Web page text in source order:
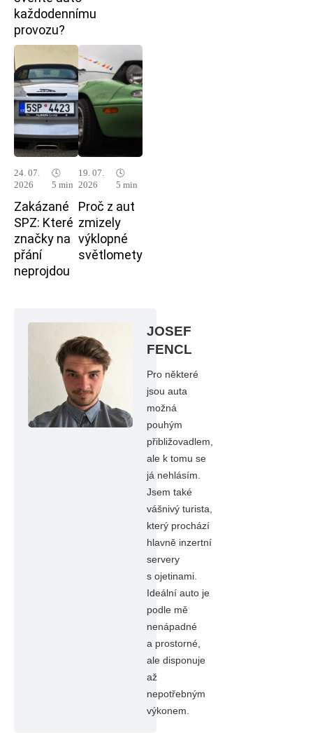
každodennímu
provozu?
24. 07.
2026
🕓
5 min
Zakázané
SPZ: Které
značky na
přání
neprojdou
19. 07.
2026
🕓
5 min
Proč z aut
zmizely
výklopné
světlomety
JOSEF
FENCL
Pro některé
jsou auta
možná
pouhým
přibližovadlem,
ale k tomu se
já nehlásím.
Jsem také
vášnivý turista,
který prochází
hlavně inzertní
servery
s ojetinami.
Ideální auto je
podle mě
nenápadné
a prostorné,
ale disponuje
až
nepotřebným
výkonem.